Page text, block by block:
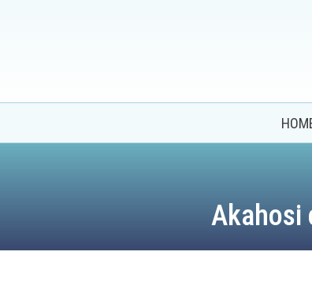
Akahosi